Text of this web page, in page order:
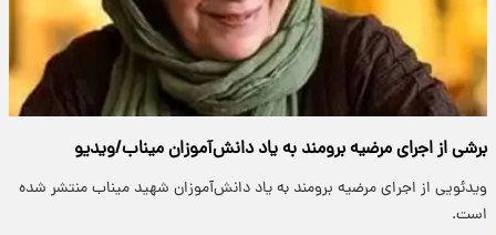
برشی از اجرای مرضیه برومند به یاد دانش‌آموزان میناب/ویدیو
ویدئویی از اجرای مرضیه برومند به یاد دانش‌آموزان شهید میناب منتشر شده
است.